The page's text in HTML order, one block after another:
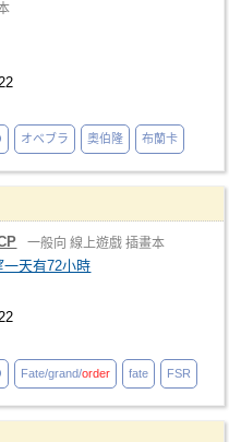
オベブラ 奧伯隆 布蘭卡
一般向 線上遊戲 插畫本
一天有72小時
Fate/grand/order fate FSR